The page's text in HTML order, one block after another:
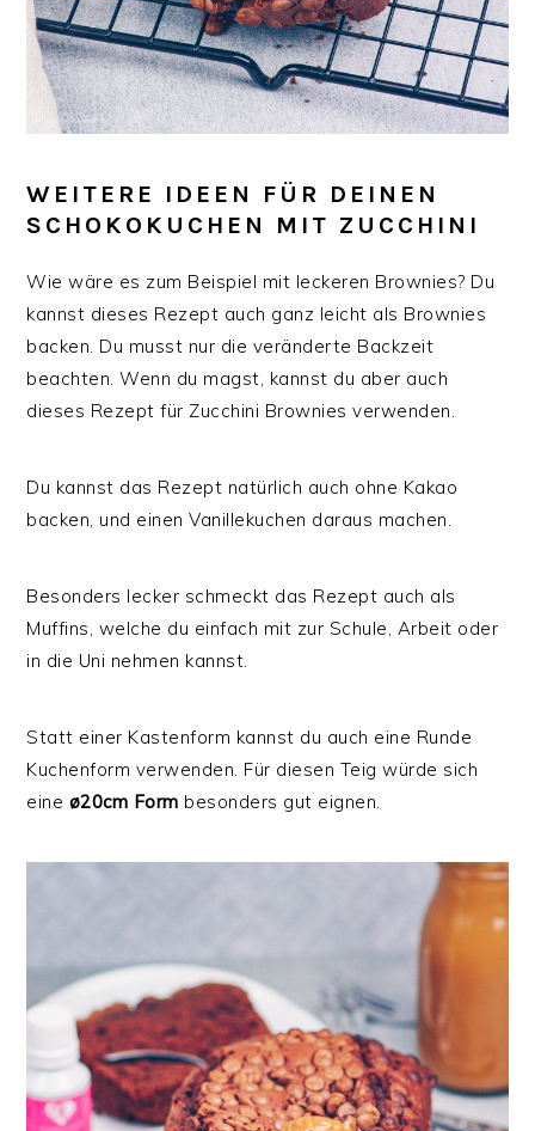
WEITERE IDEEN FÜR DEINEN
SCHOKOKUCHEN MIT ZUCCHINI
Wie wäre es zum Beispiel mit leckeren Brownies? Du
kannst dieses Rezept auch ganz leicht als Brownies
backen. Du musst nur die veränderte Backzeit
beachten. Wenn du magst, kannst du aber auch
dieses Rezept für Zucchini Brownies verwenden.
Du kannst das Rezept natürlich auch ohne Kakao
backen, und einen Vanillekuchen daraus machen.
Besonders lecker schmeckt das Rezept auch als
Muffins, welche du einfach mit zur Schule, Arbeit oder
in die Uni nehmen kannst.
Statt einer Kastenform kannst du auch eine Runde
Kuchenform verwenden. Für diesen Teig würde sich
eine ø20cm Form besonders gut eignen.